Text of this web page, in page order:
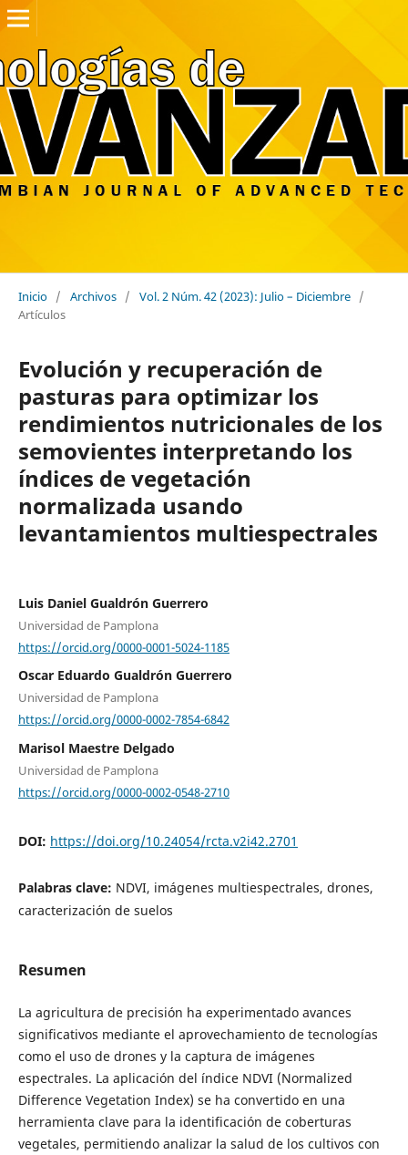
Inicio / Archivos / Vol. 2 Núm. 42 (2023): Julio – Diciembre /
Artículos
Evolución y recuperación de
pasturas para optimizar los
rendimientos nutricionales de los
semovientes interpretando los
índices de vegetación
normalizada usando
levantamientos multiespectrales
Luis Daniel Gualdrón Guerrero
Universidad de Pamplona
https://orcid.org/0000-0001-5024-1185
Oscar Eduardo Gualdrón Guerrero
Universidad de Pamplona
https://orcid.org/0000-0002-7854-6842
Marisol Maestre Delgado
Universidad de Pamplona
https://orcid.org/0000-0002-0548-2710
DOI: https://doi.org/10.24054/rcta.v2i42.2701
Palabras clave: NDVI, imágenes multiespectrales, drones,
caracterización de suelos
Resumen
La agricultura de precisión ha experimentado avances
significativos mediante el aprovechamiento de tecnologías
como el uso de drones y la captura de imágenes
espectrales. La aplicación del índice NDVI (Normalized
Difference Vegetation Index) se ha convertido en una
herramienta clave para la identificación de coberturas
vegetales, permitiendo analizar la salud de los cultivos con